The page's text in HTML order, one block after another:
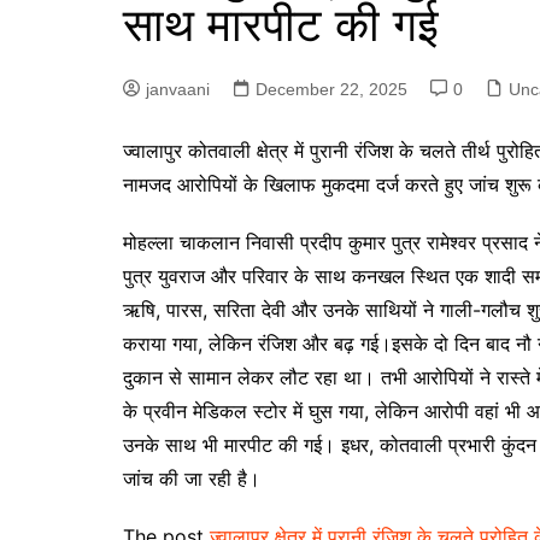
साथ मारपीट की गई
janvaani December 22, 2025 0
ज्वालापुर कोतवाली क्षेत्र में पुरानी रंजिश के चलते तीर्थ
नामजद आरोपियों के खिलाफ मुकदमा दर्ज करते हुए जांच शुरू
मोहल्ला चाकलान निवासी प्रदीप कुमार पुत्र रामेश्वर
पुत्र युवराज और परिवार के साथ कनखल स्थित एक शादी
ऋषि, पारस, सरिता देवी और उनके साथियों ने गाली-
कराया गया, लेकिन रंजिश और बढ़ गई।इसके दो दिन बाद नौ
दुकान से सामान लेकर लौट रहा था। तभी आरोपियों ने
के प्रवीन मेडिकल स्टोर में घुस गया, लेकिन आरोपी वहां भी
उनके साथ भी मारपीट की गई। इधर, कोतवाली प्रभारी
जांच की जा रही है।